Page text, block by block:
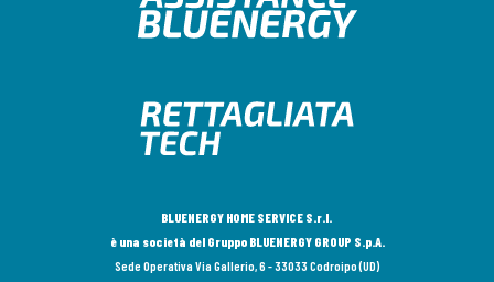
BLUENERGY HOME SERVICE S.r.l.
è una società del Gruppo BLUENERGY GROUP S.p.A.
Sede Operativa Via Gallerio, 6 - 33033 Codroipo (UD)